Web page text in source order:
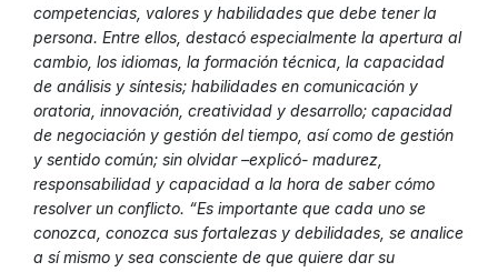
competencias, valores y habilidades que debe tener la
persona. Entre ellos, destacó especialmente la apertura al
cambio, los idiomas, la formación técnica, la capacidad
de análisis y síntesis; habilidades en comunicación y
oratoria, innovación, creatividad y desarrollo; capacidad
de negociación y gestión del tiempo, así como de gestión
y sentido común; sin olvidar –explicó- madurez,
responsabilidad y capacidad a la hora de saber cómo
resolver un conflicto. “Es importante que cada uno se
conozca, conozca sus fortalezas y debilidades, se analice
a sí mismo y sea consciente de que quiere dar su